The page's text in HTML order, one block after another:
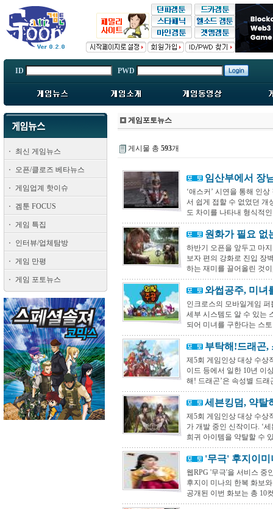
ID PWD
최신 게임뉴스
오픈/클로즈 베타뉴스
게임업계 핫이슈
겜툰 FOCUS
게임 특집
인터뷰/업체탐방
게임 만평
게임 포토뉴스
게임포토뉴스
게시물 총 593개
임산부에서 장
‘애스커’ 시연을 통해 인
서 쉽게 접할 수 없었던 개
도 차이를 나타내 형식적
원화가 필요 없
하반기 오픈을 앞두고 마
보자 편의 강화로 진입 장
하는 재미를 끌어올린 것
와썹공주, 미녀
인크로스의 모바일게임
세부 시스템도 알 수 있는
되어 미녀를 구한다는 스
부탁해!드래곤,
제5회 게임인상 대상 수상
이드 등에서 일한 10년 이
해! 드래곤’은 속성별 드래
세븐킹덤, 약탈
제5회 게임인상 대상 수상
가 개발 중인 신작이다. ‘
희귀 아이템을 약탈할 수
'무극' 후지이미
웹RPG '무극'을 서비스 중
후지이 미나의 한복 화보
공개된 이번 화보는 총 10